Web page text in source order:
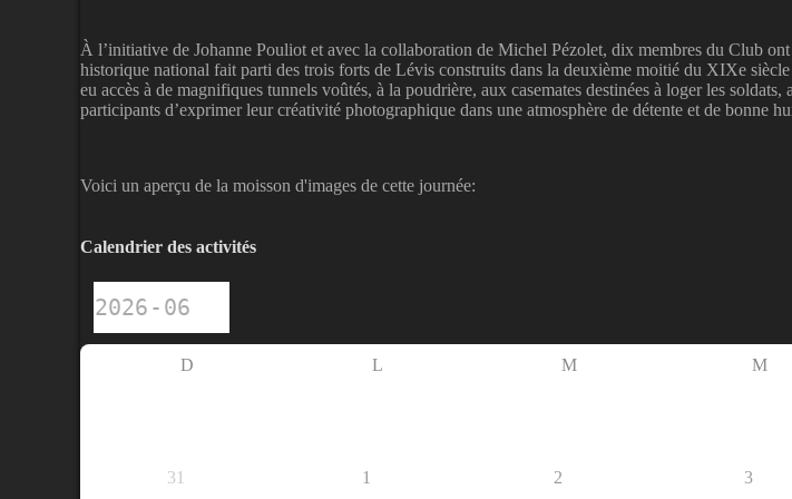
À l’initiative de Johanne Pouliot et avec la collaboration de Michel Pézolet, dix membres du Club
historique national fait parti des trois forts de Lévis construits dans la deuxième moitié du XIXe
eu accès à de magnifiques tunnels voûtés, à la poudrière, aux casemates destinées à loger les
participants d’exprimer leur créativité photographique dans une atmosphère de détente et de bonne
Voici un aperçu de la moisson d'images de cette journée:
Calendrier des activités
D L M M
31 1 2 3